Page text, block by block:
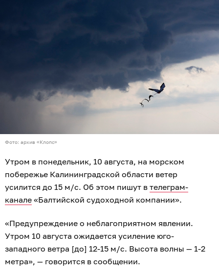
Фото: архив «Клопс»
Утром в понедельник, 10 августа, на морском
побережье Калининградской области ветер
усилится до 15 м/с. Об этом пишут в телеграм-
канале «Балтийской судоходной компании».
«Предупреждение о неблагоприятном явлении.
Утром 10 августа ожидается усиление юго-
западного ветра [до] 12-15 м/с. Высота волны — 1-2
метра», — говорится в сообщении.